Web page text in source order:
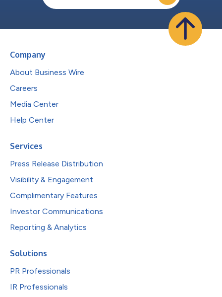
Company
About Business Wire
Careers
Media Center
Help Center
Services
Press Release Distribution
Visibility & Engagement
Complimentary Features
Investor Communications
Reporting & Analytics
Solutions
PR Professionals
IR Professionals